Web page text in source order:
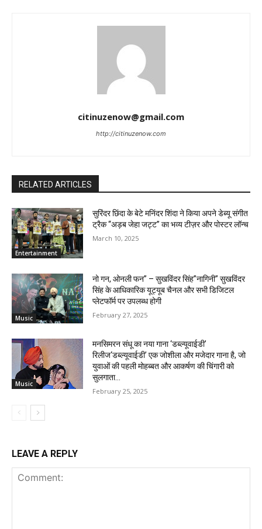
citinuzenow@gmail.com
http://citinuzenow.com
RELATED ARTICLES
Entertainment
सुरिंदर छिंदा के बेटे मनिंदर शिंदा ने किया अपने डेब्यू संगीत
ट्रैक “अड़ब जेहा जट्ट” का भव्य टीज़र और पोस्टर लॉन्च
March 10, 2025
Music
नो गन, ओनली फन” – सुखविंदर सिंह”नागिनी” सुखविंदर
सिंह के आधिकारिक यूट्यूब चैनल और सभी डिजिटल
प्लेटफॉर्म पर उपलब्ध होगी
February 27, 2025
Music
मनसिमरन संधू का नया गाना ‘डब्ल्यूवाईडी’
रिलीज‘डब्ल्यूवाईडी’ एक जोशीला और मजेदार गाना है, जो
युवाओं की पहली मोहब्बत और आकर्षण की चिंगारी को
सुलगाता...
February 25, 2025
LEAVE A REPLY